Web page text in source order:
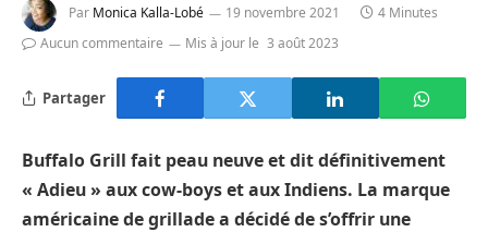
Par Monica Kalla-Lobé 19 novembre 2021
4 Minutes
Aucun commentaire
Mis à jour le 3 août 2023
Partager
Buffalo Grill fait peau neuve et dit définitivement
« Adieu » aux cow-boys et aux Indiens. La marque
américaine de grillade a décidé de s’offrir une